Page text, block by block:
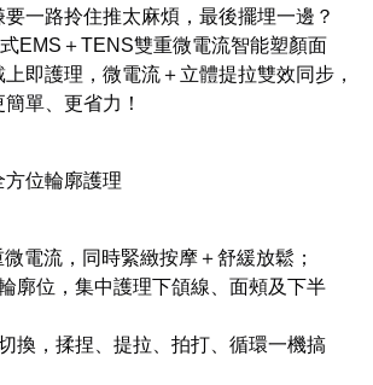
一路拎住推太麻煩，最後擺埋一邊？
式EMS＋TENS雙重微電流智能塑顏面
即護理，微電流＋立體提拉雙效同步，
單、更省力！
位輪廓護理
電流，同時緊緻按摩＋舒緩放鬆；
廓位，集中護理下頜線、面頰及下半
換，揉捏、提拉、拍打、循環一機搞